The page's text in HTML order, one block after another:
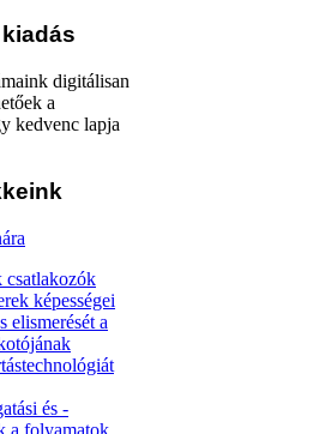
digitálisan
a
kedvenc lapja
csatlakozók
képességei
elismerését a
és -
a folyamatok